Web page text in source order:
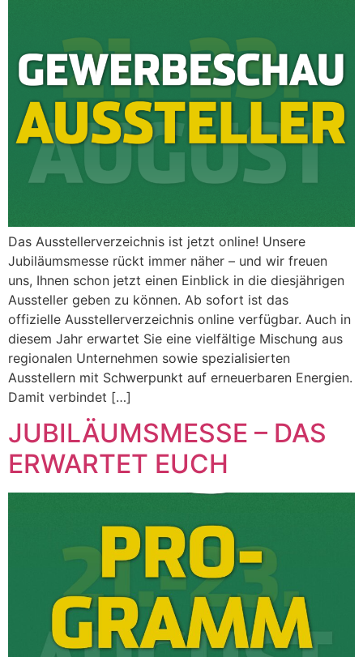
Das Ausstellerverzeichnis ist jetzt online! Unsere
Jubiläumsmesse rückt immer näher – und wir freuen
uns, Ihnen schon jetzt einen Einblick in die diesjährigen
Aussteller geben zu können. Ab sofort ist das
offizielle Ausstellerverzeichnis online verfügbar. Auch in
diesem Jahr erwartet Sie eine vielfältige Mischung aus
regionalen Unternehmen sowie spezialisierten
Ausstellern mit Schwerpunkt auf erneuerbaren Energien.
Damit verbindet […]
JUBILÄUMSMESSE – DAS
ERWARTET EUCH